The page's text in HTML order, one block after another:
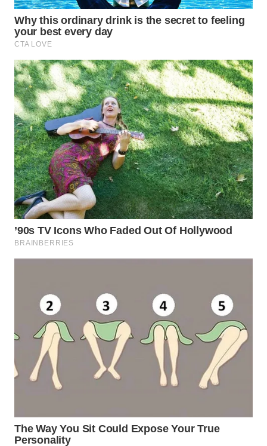
WN
MAJALENGKA
SUBANG
WN
SUKABUMI
WN
PURWAKARTA
WN
PRIANGAN
TIMUR
WN
SOLO
WN
BOROBUDUR
WN
MADURA
WN
SURABAYA